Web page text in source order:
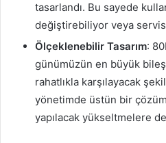
tasarlandı. Bu sayede
değiştirebiliyor veya
Ölçeklenebilir Tasarım:
günümüzün en büyük
rahatlıkla karşılayacak
yönetimde üstün bir
yapılacak yükseltmelere de